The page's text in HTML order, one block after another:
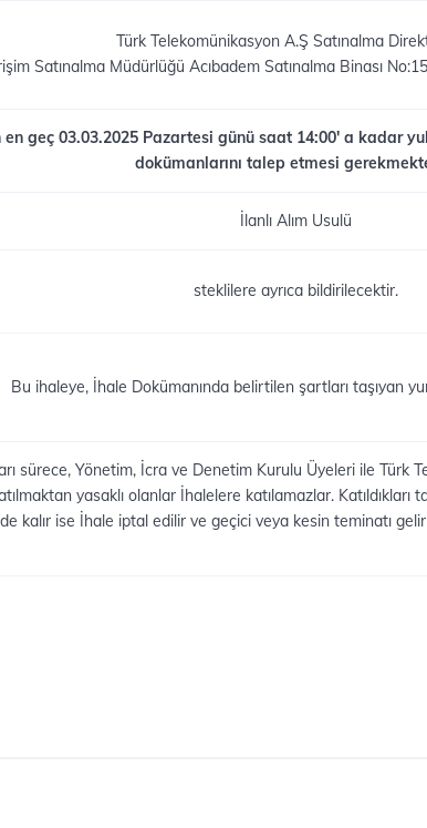
Türk Telekomünikasyon A.Ş Satınalma
Satınalma Müdürlüğü Acıbadem Satınalma Binası
geç 03.03.2025 Pazartesi günü saat 14:00' a kadar
dokümanlarını talep etmesi
İlanlı Alım Usulü
steklilere ayrıca bildirilecektir.
Bu ihaleye, İhale Dokümanında belirtilen şartları taşıyan
sürece, Yönetim, İcra ve Denetim Kurulu Üyeleri ile Türk
yasaklı olanlar İhalelere katılamazlar.
kalır ise İhale iptal edilir ve geçici veya kesin teminatı